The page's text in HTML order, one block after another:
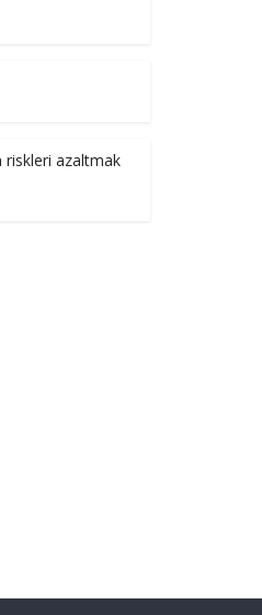
riskleri azaltmak